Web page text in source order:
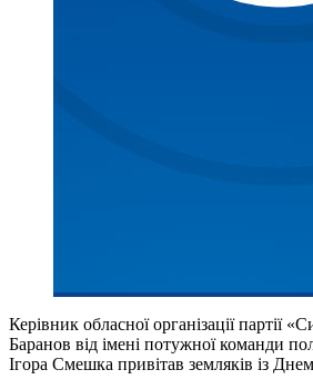
Керівник обласної організації партії
Баранов від імені потужної команди
Ігора Смешка привітав земляків із